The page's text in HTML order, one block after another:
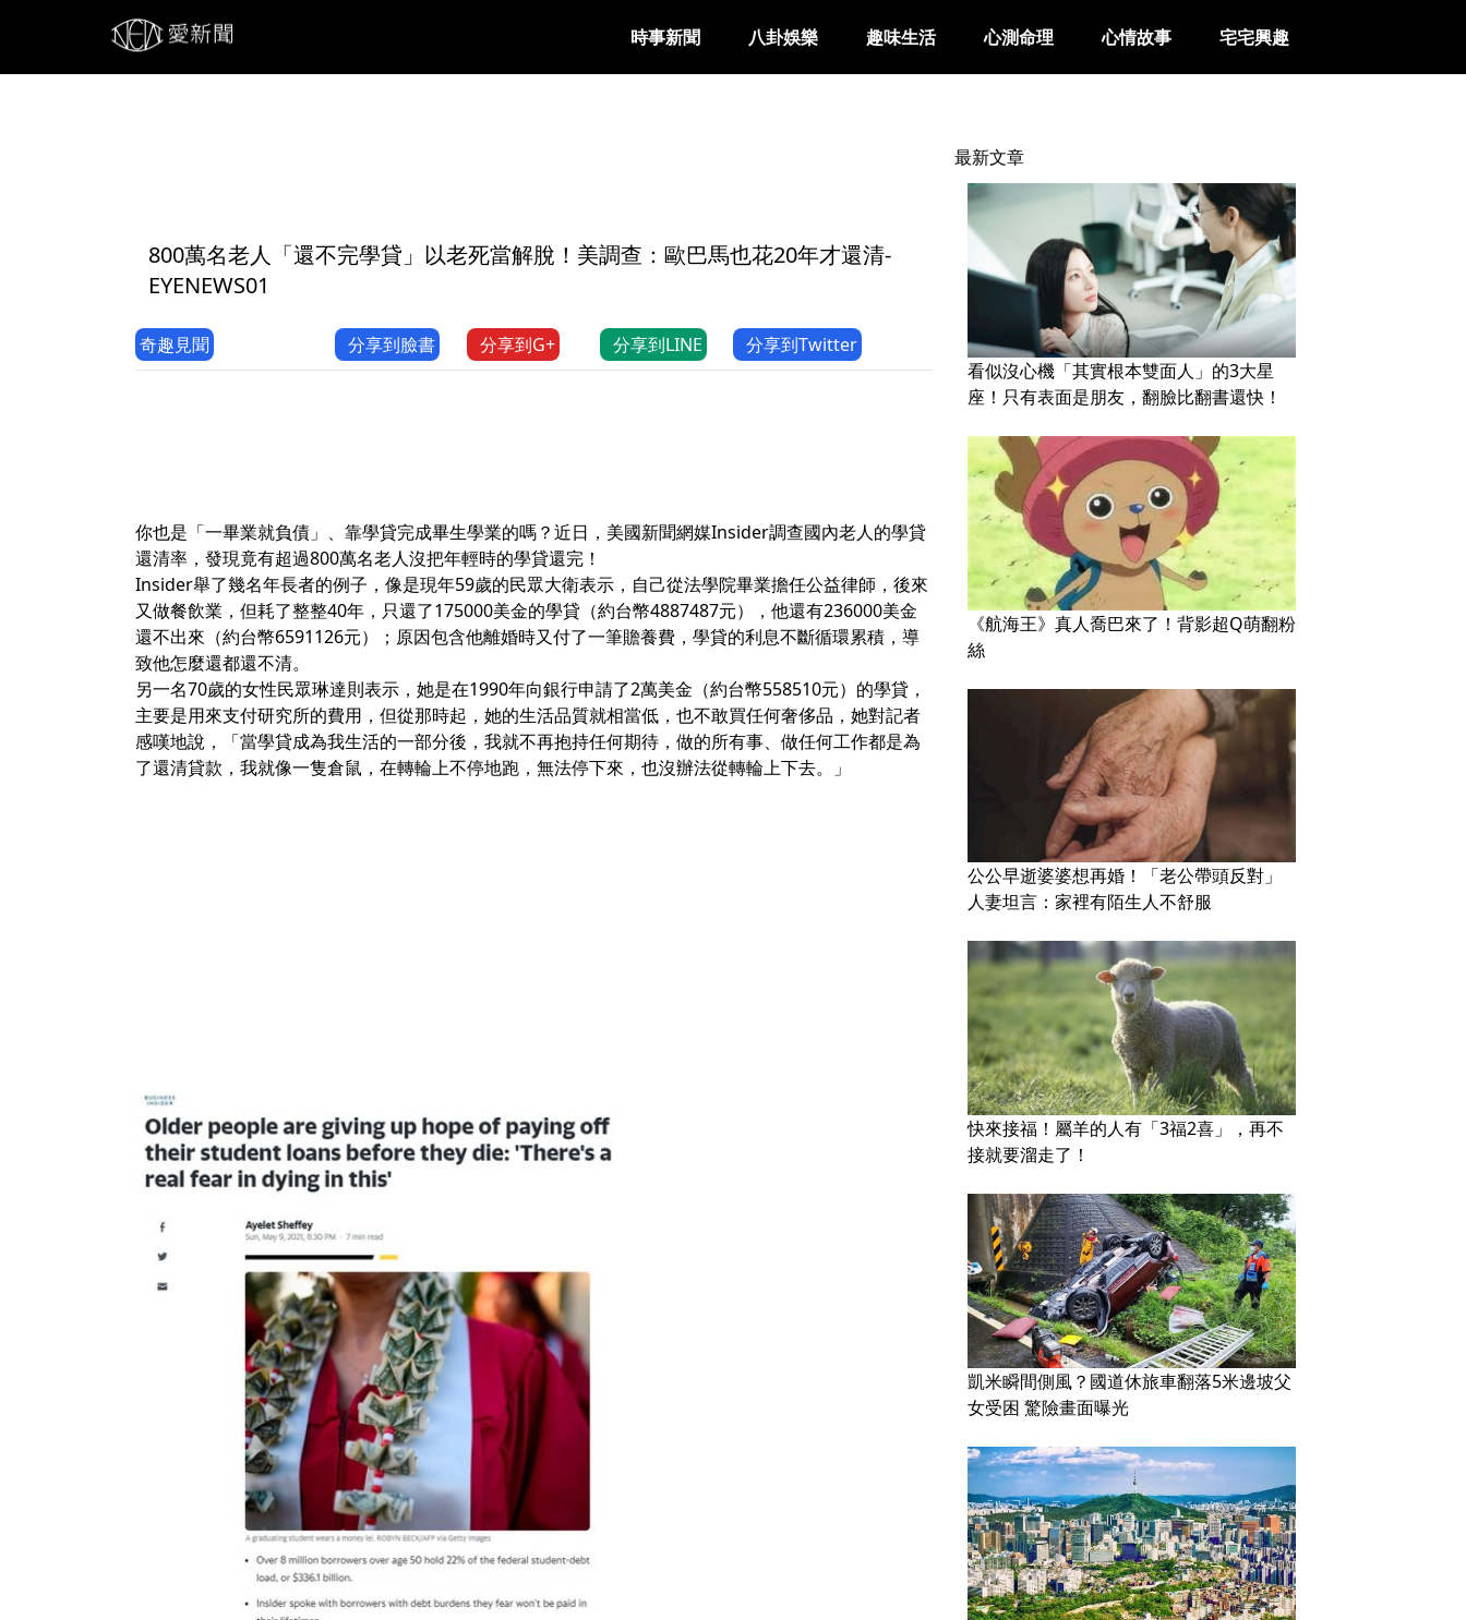
時事新聞 八卦娛樂 趣味生活 心測命理 心情故事 宅宅興趣
800萬名老人「還不完學貸」以老死當解脫！美調查：歐巴馬也花20年才還清-
EYENEWS01
奇趣見聞 分享到臉書 分享到G+ 分享到LINE 分享到Twitter
你也是「一畢業就負債」、靠學貸完成畢生學業的嗎？近日，美國新聞網媒Insider調查國內老人的學貸
還清率，發現竟有超過800萬名老人沒把年輕時的學貸還完！
Insider舉了幾名年長者的例子，像是現年59歲的民眾大衛表示，自己從法學院畢業擔任公益律師，後來
又做餐飲業，但耗了整整40年，只還了175000美金的學貸（約台幣4887487元），他還有236000美金
還不出來（約台幣6591126元）；原因包含他離婚時又付了一筆贍養費，學貸的利息不斷循環累積，導
致他怎麼還都還不清。
另一名70歲的女性民眾琳達則表示，她是在1990年向銀行申請了2萬美金（約台幣558510元）的學貸，
主要是用來支付研究所的費用，但從那時起，她的生活品質就相當低，也不敢買任何奢侈品，她對記者
感嘆地說，「當學貸成為我生活的一部分後，我就不再抱持任何期待，做的所有事、做任何工作都是為
了還清貸款，我就像一隻倉鼠，在轉輪上不停地跑，無法停下來，也沒辦法從轉輪上下去。」
最新文章
看似沒心機「其實根本雙面人」的3大星
座！只有表面是朋友，翻臉比翻書還快！
《航海王》真人喬巴來了！背影超Q萌翻粉
絲
公公早逝婆婆想再婚！「老公帶頭反對」
人妻坦言：家裡有陌生人不舒服
快來接福！屬羊的人有「3福2喜」，再不
接就要溜走了！
凱米瞬間側風？國道休旅車翻落5米邊坡父
女受困 驚險畫面曝光